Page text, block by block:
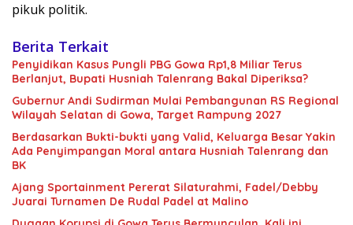
pikuk politik.
Berita Terkait
Penyidikan Kasus Pungli PBG Gowa Rp1,8 Miliar Terus
Berlanjut, Bupati Husniah Talenrang Bakal Diperiksa?
Gubernur Andi Sudirman Mulai Pembangunan RS Regional
Wilayah Selatan di Gowa, Target Rampung 2027
Berdasarkan Bukti-bukti yang Valid, Keluarga Besar Yakin
Ada Penyimpangan Moral antara Husniah Talenrang dan
BK
Ajang Sportainment Pererat Silaturahmi, Fadel/Debby
Juarai Turnamen De Rudal Padel at Malino